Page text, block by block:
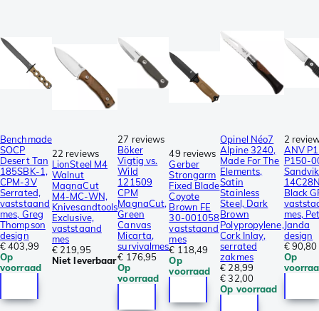
Benchmade
SOCP
Desert Tan
185SBK-1,
CPM-3V
Serrated,
vaststaand
mes, Greg
Thompson
design
€ 403,99
Op
voorraad
22 reviews
LionSteel M4
Walnut
MagnaCut
M4-MC-WN,
Knivesandtools
Exclusive,
vaststaand
mes
€ 219,95
Niet leverbaar
27 reviews
Böker
Vigtig vs.
Wild
121509
CPM
MagnaCut,
Green
Canvas
Micarta,
survivalmes
€ 176,95
Op
voorraad
49 reviews
Gerber
Strongarm
Fixed Blade
Coyote
Brown FE
30-001058
vaststaand
mes
€ 118,49
Op
voorraad
Opinel Néo7
Alpine 3240,
Made For The
Elements,
Satin
Stainless
Steel, Dark
Brown
Polypropylene,
Cork Inlay,
serrated
zakmes
€ 28,99
€ 32,00
Op voorraad
2
ANV
P150-
Sandvik
Black
mes,
Janda
design
€ 90,80
Op